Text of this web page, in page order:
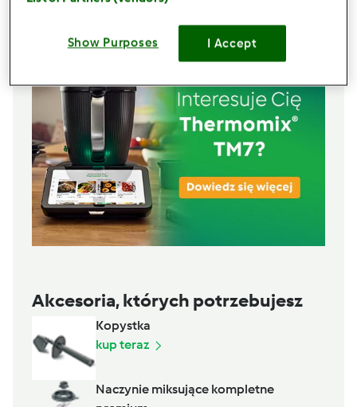
Lista zakupów
Akcesoria, których potrzebujesz
Kopystka
kup teraz
Naczynie miksujące kompletne
Show Purposes I Accept